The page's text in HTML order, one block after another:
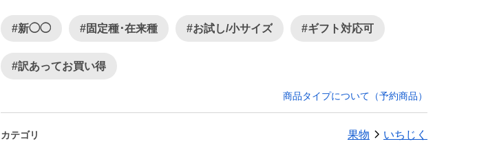
#新◯◯ #固定種･在来種 #お試し/小サイズ #ギフト対応可
#訳あってお買い得
商品タイプについて（予約商品）
カテゴリ 果物 いちじく